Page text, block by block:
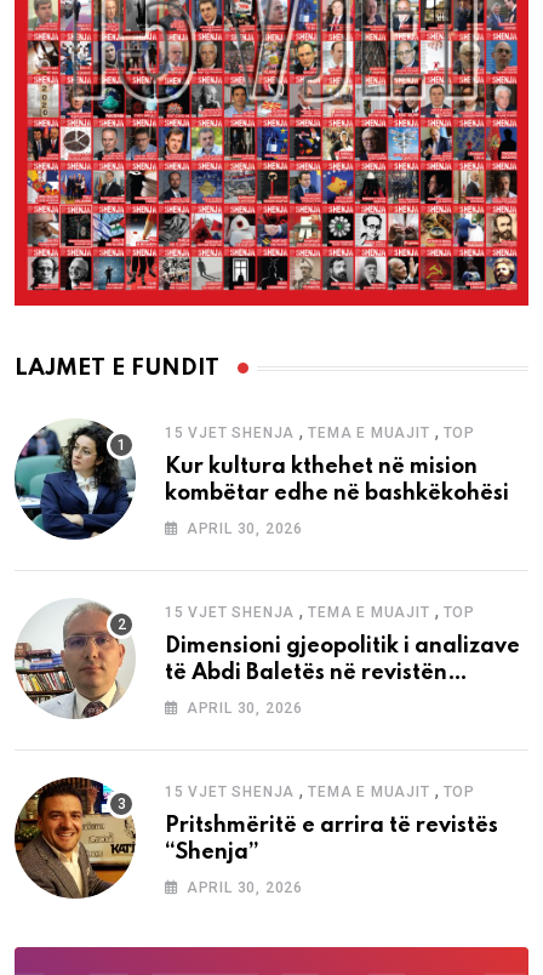
LAJMET E FUNDIT
15 VJET SHENJA ,TEMA E MUAJIT , TOP
Kur kultura kthehet në mision
kombëtar edhe në bashkëkohësi
APRIL 30, 2026
15 VJET SHENJA ,TEMA E MUAJIT , TOP
Dimensioni gjeopolitik i analizave
të Abdi Baletës në revistën
“Shenja”
APRIL 30, 2026
15 VJET SHENJA ,TEMA E MUAJIT , TOP
Pritshmëritë e arrira të revistës
“Shenja”
APRIL 30, 2026